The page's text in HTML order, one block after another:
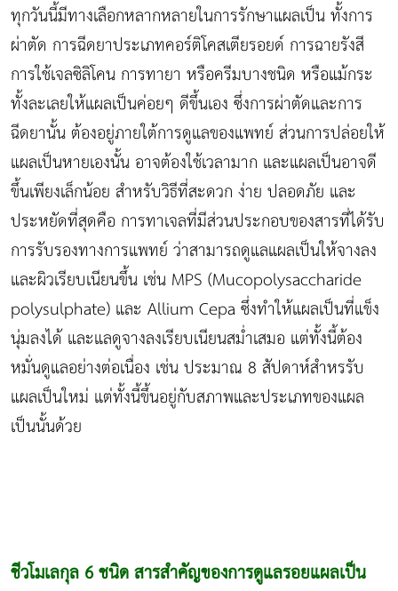
ทุกวันนี้มีทางเลือกหลากหลายในการรักษาแผลเป็น ทั้งการ
ผ่าตัด การฉีดยาประเภทคอร์ติโคสเตียรอยด์ การฉายรังสี
การใช้เจลซิลิโคน การทายา หรือครีมบางชนิด หรือแม้กระ
ทั้งละเลยให้แผลเป็นค่อยๆ ดีขึ้นเอง ซึ่งการผ่าตัดและการ
ฉีดยานั้น ต้องอยู่ภายใต้การดูแลของแพทย์ ส่วนการปล่อยให้
แผลเป็นหายเองนั้น อาจต้องใช้เวลามาก และแผลเป็นอาจดี
ขึ้นเพียงเล็กน้อย สำหรับวิธีที่สะดวก ง่าย ปลอดภัย และ
ประหยัดที่สุดคือ การทาเจลที่มีส่วนประกอบของสารที่ได้รับ
การรับรองทางการแพทย์ ว่าสามารถดูแลแผลเป็นให้จางลง
และผิวเรียบเนียนขึ้น เช่น MPS (Mucopolysaccharide
polysulphate) และ Allium Cepa ซึ่งทำให้แผลเป็นที่แข็ง
นุ่มลงได้ และแลดูจางลงเรียบเนียนสม่ำเสมอ แต่ทั้งนี้ต้อง
หมั่นดูแลอย่างต่อเนื่อง เช่น ประมาณ 8 สัปดาห์สำหรรับ
แผลเป็นใหม่ แต่ทั้งนี้ขึ้นอยู่กับสภาพและประเภทของแผล
เป็นนั้นด้วย
ชีวโมเลกุล 6 ชนิด สารสำคัญของการดูแลรอยแผลเป็น